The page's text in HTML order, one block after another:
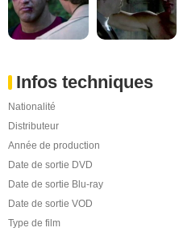
Infos techniques
Nationalité
Distributeur
Année de production
Date de sortie DVD
Date de sortie Blu-ray
Date de sortie VOD
Type de film